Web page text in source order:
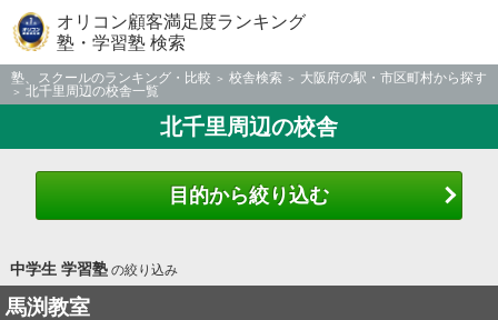
オリコン顧客満足度ランキング
塾・学習塾 検索
塾、スクールのランキング・比較 校舎検索
大阪府の駅・市区町村から探す
北千里周辺の校舎一覧
北千里周辺の校舎
目的から絞り込む
中学生 学習塾の絞り込み
馬渕教室